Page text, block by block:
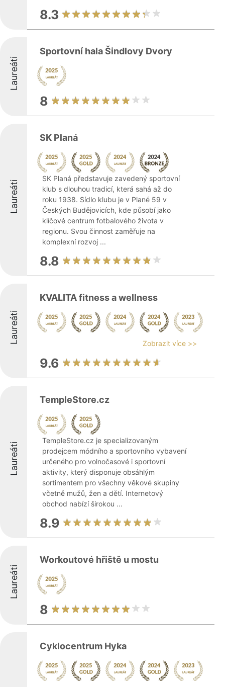
8.3
Laureáti
Sportovní hala Šindlovy Dvory
8
Laureáti
SK Planá
SK Planá představuje zavedený sportovní
klub s dlouhou tradicí, která sahá až do
roku 1938. Sídlo klubu je v Plané 59 v
Českých Budějovicích, kde působí jako
klíčové centrum fotbalového života v
regionu. Svou činnost zaměřuje na
komplexní rozvoj ...
8.8
Laureáti
KVALITA fitness a wellness
Zobrazit více >>
9.6
Laureáti
TempleStore.cz
TempleStore.cz je specializovaným
prodejcem módního a sportovního vybavení
určeného pro volnočasové i sportovní
aktivity, který disponuje obsáhlým
sortimentem pro všechny věkové skupiny
včetně mužů, žen a dětí. Internetový
obchod nabízí širokou ...
8.9
Laureáti
Workoutové hřiště u mostu
8
Cyklocentrum Hyka